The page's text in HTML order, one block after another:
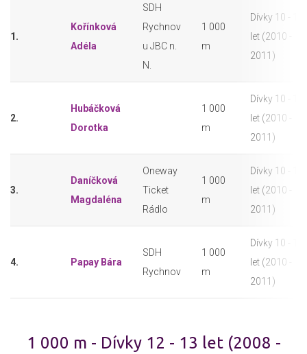
1.
Kořínková
Adéla
SDH
Rychnov
u JBC n.
N.
1 000
m
Dívky 10 - 11
let (2010 -
2011)
2.
Hubáčková
Dorotka
1 000
m
Dívky 10 - 11
let (2010 -
2011)
3.
Daníčková
Magdaléna
Oneway
Ticket
Rádlo
1 000
m
Dívky 10 - 11
let (2010 -
2011)
4. Papay Bára
SDH
Rychnov
1 000
m
Dívky 10 - 11
let (2010 -
2011)
1 000 m - Dívky 12 - 13 let (2008 -